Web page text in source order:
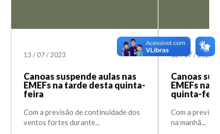
13 /07 /2023
Canoas suspende aulas nas
EMEFs na tarde desta quinta-
feira
Com a previsão de continuidade dos
ventos fortes durante...
12/07 /2023
Canoas
EMEFs na
quinta-
Com a
na manhã...